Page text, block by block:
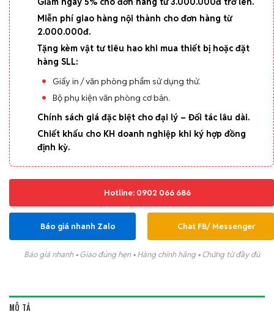
Miễn phí giao hàng nội thành cho đơn hàng từ
2.000.000đ.
Tặng kèm vật tư tiêu hao khi mua thiết bị hoặc đặt
hàng SLL:
Giấy in / văn phòng phẩm sử dụng thử.
Bộ phụ kiện văn phòng cơ bản.
Chính sách giá đặc biệt cho đại lý – Đối tác lâu dài.
Chiết khấu cho KH doanh nghiệp khi ký hợp đồng
định kỳ.
Hotline: 0902 066 686
Báo giá nhanh Zalo Chat FB/ Messenger
Báo giá nhanh • Giao đúng hẹn • Hàng chính hãng • Chứng từ đầy đủ
MÔ TẢ